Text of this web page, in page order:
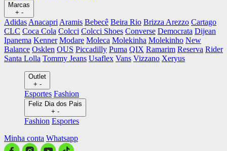
Marcas
+ -
Adidas Anacapri Aramis Bebecê Beira Rio Brizza Arezzo Cartago
CLC Coca Cola Colcci Colcci Shoes Converse Democrata Dijean
Ipanema Kenner Modare Moleca Molekinha Molekinho New
Balance Osklen OUS Piccadilly Puma QIX Ramarim Reserva Rider
Santa Lolla Tommy Jeans Usaflex Vans Vizzano Xeryus
Outlet
+ -
Esportes Fashion
Feliz Dia dos Pais
+ -
Fashion Esportes
Minha conta Whatsapp